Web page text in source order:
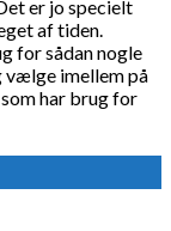
er jo specielt
af tiden.
for sådan nogle
vælge imellem på
har brug for